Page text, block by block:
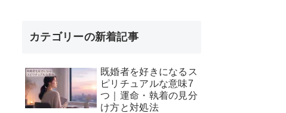
カテゴリーの新着記事
既婚者を好きになるス
ピリチュアルな意味7
つ｜運命・執着の見分
け方と対処法